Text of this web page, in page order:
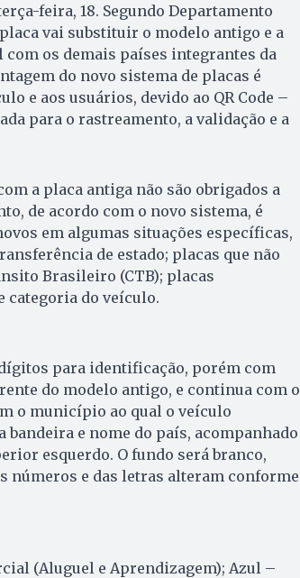
feira, 18. Segundo Departamento
vai substituir o modelo antigo e a
os demais países integrantes da
do novo sistema de placas é
e aos usuários, devido ao QR Code –
para o rastreamento, a validação e a
a placa antiga não são obrigados a
de acordo com o novo sistema, é
em algumas situações específicas,
de estado; placas que não
Brasileiro (CTB); placas
categoria do veículo.
para identificação, porém com
do modelo antigo, e continua com o
o município ao qual o veículo
bandeira e nome do país, acompanhado
esquerdo. O fundo será branco,
números e das letras alteram conforme
(Aluguel e Aprendizagem); Azul –